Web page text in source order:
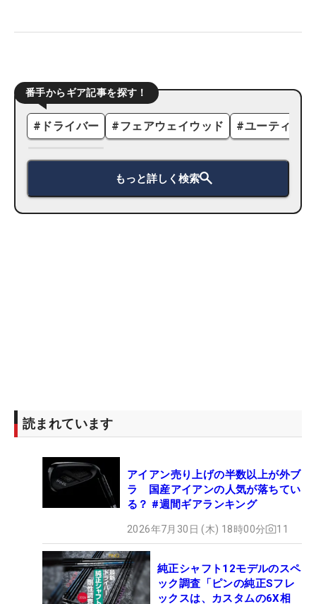
番手からギア記事を探す！
# ドライバー #フェアウェイウッド #ユーティリ
もっと詳しく検索
読まれています
アイアン売り上げの半数以上が外ブ
ラ 国産アイアンの人気が落ちてい
る？ #週間ギアランキング
2026年7月30日 (木) 18時00分 11
純正シャフト12モデルのスペ
ック調査「ピンの純正Sフレ
ックスは、カスタムの6X相